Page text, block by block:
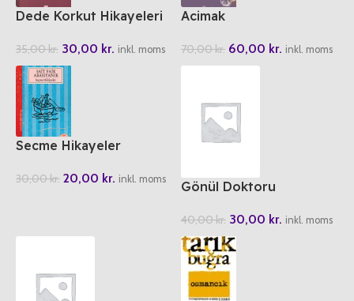
Dede Korkut Hikayeleri
35,00kr. 30,00 kr. inkl. moms
Acimak
70,00kr. 60,00 kr. inkl. moms
Secme Hikayeler
30,00kr. 20,00 kr. inkl. moms Gönül Doktoru
40,00kr. 30,00 kr. inkl. moms